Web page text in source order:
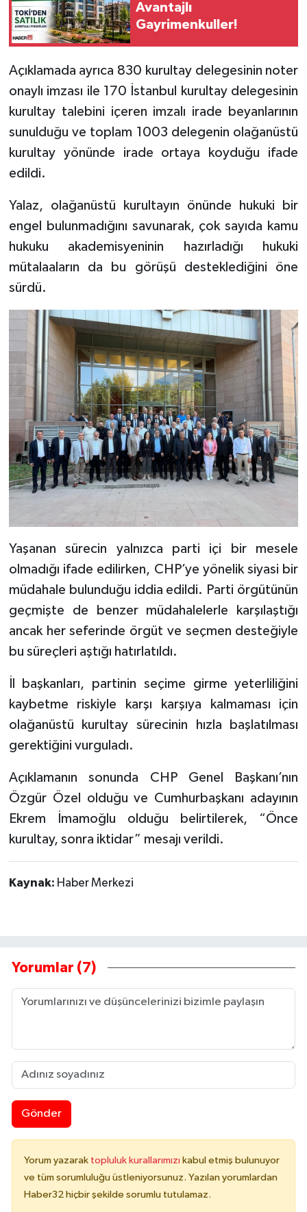
Avantajlı
Gayrimenkuller!
Açıklamada ayrıca 830 kurultay delegesinin noter
onaylı imzası ile 170 İstanbul kurultay delegesinin
kurultay talebini içeren imzalı irade beyanlarının
sunulduğu ve toplam 1003 delegenin olağanüstü
kurultay yönünde irade ortaya koyduğu ifade
edildi.
Yalaz, olağanüstü kurultayın önünde hukuki bir
engel bulunmadığını savunarak, çok sayıda kamu
hukuku akademisyeninin hazırladığı hukuki
mütalaaların da bu görüşü desteklediğini öne
sürdü.
Yaşanan sürecin yalnızca parti içi bir mesele
olmadığı ifade edilirken, CHP’ye yönelik siyasi bir
müdahale bulunduğu iddia edildi. Parti örgütünün
geçmişte de benzer müdahalelerle karşılaştığı
ancak her seferinde örgüt ve seçmen desteğiyle
bu süreçleri aştığı hatırlatıldı.
İl başkanları, partinin seçime girme yeterliliğini
kaybetme riskiyle karşı karşıya kalmaması için
olağanüstü kurultay sürecinin hızla başlatılması
gerektiğini vurguladı.
Açıklamanın sonunda CHP Genel Başkanı’nın
Özgür Özel olduğu ve Cumhurbaşkanı adayının
Ekrem İmamoğlu olduğu belirtilerek, “Önce
kurultay, sonra iktidar” mesajı verildi.
Kaynak: Haber Merkezi
Yorumlar (7)
Gönder
Yorum yazarak topluluk kurallarımızı kabul etmiş bulunuyor
ve tüm sorumluluğu üstleniyorsunuz. Yazılan yorumlardan
Haber32 hiçbir şekilde sorumlu tutulamaz.